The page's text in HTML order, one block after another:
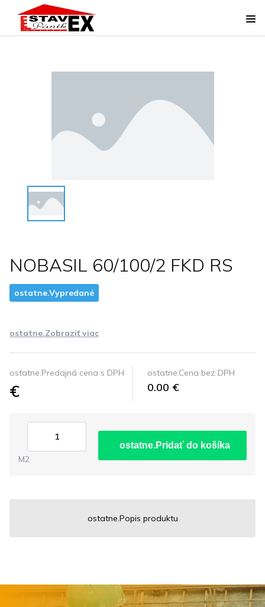
NOBASIL 60/100/2 FKD RS
ostatne.Vypredané
ostatne.Zobraziť viac
ostatne.Predajná cena s DPH
€
ostatne.Cena bez DPH
0.00 €
M2
ostatne.Pridať do košíka
ostatne.Popis produktu